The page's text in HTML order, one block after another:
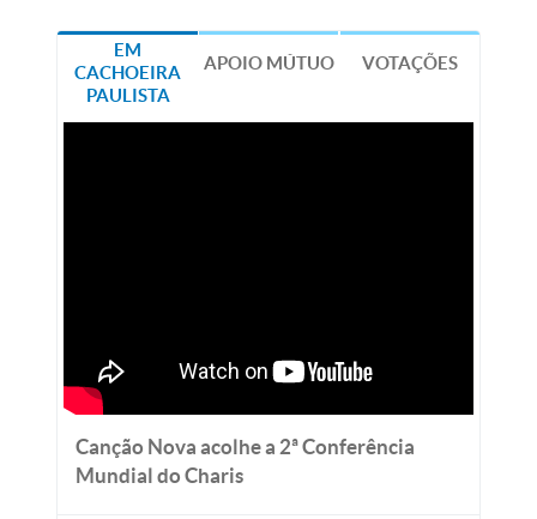
EM
CACHOEIRA
PAULISTA
APOIO MÚTUO VOTAÇÕES
Canção Nova acolhe a 2ª Conferência
Mundial do Charis